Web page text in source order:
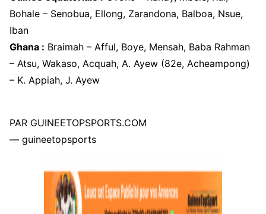
Bohale – Senobua, Ellong, Zarandona, Balboa, Nsue,
Iban
Ghana : Braimah – Afful, Boye, Mensah, Baba Rahman
– Atsu, Wakaso, Acquah, A. Ayew (82e, Acheampong)
– K. Appiah, J. Ayew
PAR GUINEETOPSPORTS.COM
— guineetopsports